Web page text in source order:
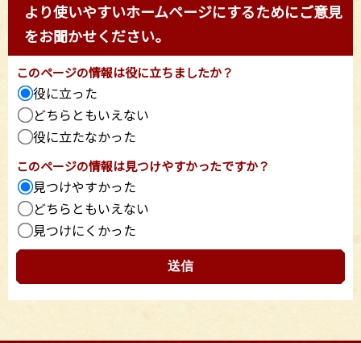
より使いやすいホームページにするためにご意見
をお聞かせください。
このページの情報は役に立ちましたか？
役に立った
どちらともいえない
役に立たなかった
このページの情報は見つけやすかったですか？
見つけやすかった
どちらともいえない
見つけにくかった